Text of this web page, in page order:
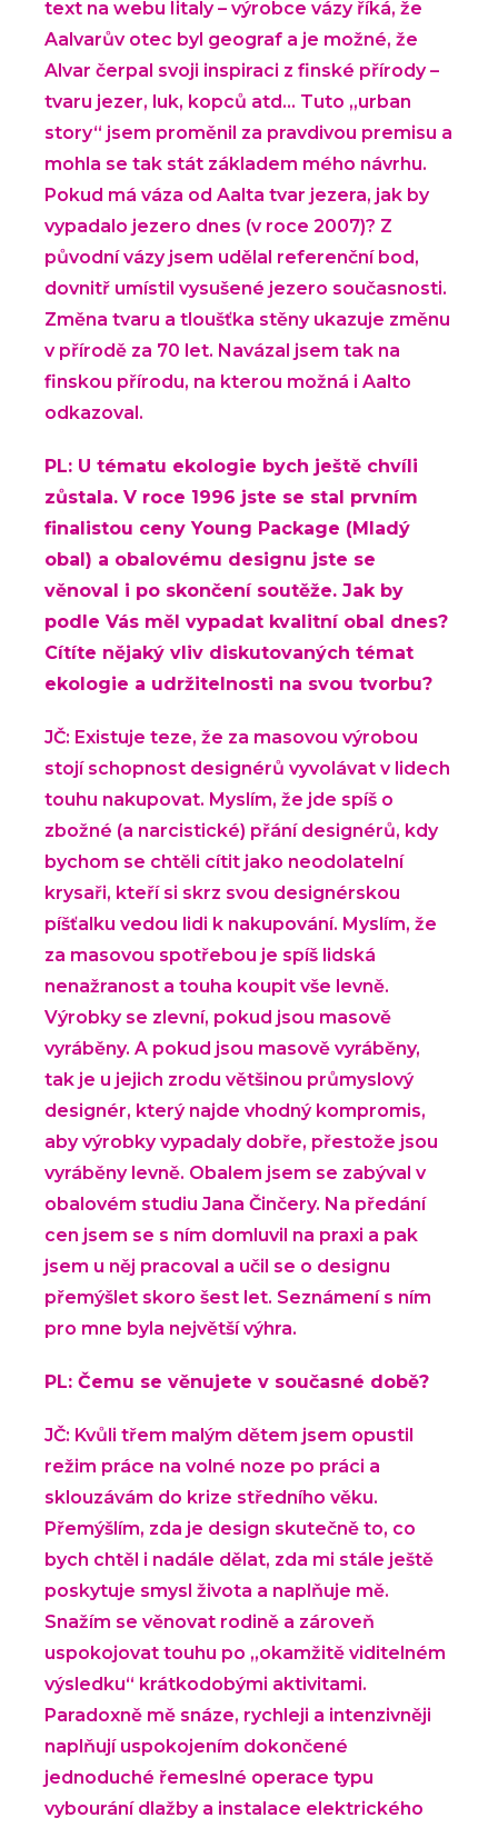
text na webu Iitaly – výrobce vázy říká, že
Aalvarův otec byl geograf a je možné, že
Alvar čerpal svoji inspiraci z finské přírody –
tvaru jezer, luk, kopců atd... Tuto „urban
story“ jsem proměnil za pravdivou premisu a
mohla se tak stát základem mého návrhu.
Pokud má váza od Aalta tvar jezera, jak by
vypadalo jezero dnes (v roce 2007)? Z
původní vázy jsem udělal referenční bod,
dovnitř umístil vysušené jezero současnosti.
Změna tvaru a tloušťka stěny ukazuje změnu
v přírodě za 70 let. Navázal jsem tak na
finskou přírodu, na kterou možná i Aalto
odkazoval.
PL: U tématu ekologie bych ještě chvíli
zůstala. V roce 1996 jste se stal prvním
finalistou ceny Young Package (Mladý
obal) a obalovému designu jste se
věnoval i po skončení soutěže. Jak by
podle Vás měl vypadat kvalitní obal dnes?
Cítíte nějaký vliv diskutovaných témat
ekologie a udržitelnosti na svou tvorbu?
JČ: Existuje teze, že za masovou výrobou
stojí schopnost designérů vyvolávat v lidech
touhu nakupovat. Myslím, že jde spíš o
zbožné (a narcistické) přání designérů, kdy
bychom se chtěli cítit jako neodolatelní
krysaři, kteří si skrz svou designérskou
píšťalku vedou lidi k nakupování. Myslím, že
za masovou spotřebou je spíš lidská
nenažranost a touha koupit vše levně.
Výrobky se zlevní, pokud jsou masově
vyráběny. A pokud jsou masově vyráběny,
tak je u jejich zrodu většinou průmyslový
designér, který najde vhodný kompromis,
aby výrobky vypadaly dobře, přestože jsou
vyráběny levně. Obalem jsem se zabýval v
obalovém studiu Jana Činčery. Na předání
cen jsem se s ním domluvil na praxi a pak
jsem u něj pracoval a učil se o designu
přemýšlet skoro šest let. Seznámení s ním
pro mne byla největší výhra.
PL: Čemu se věnujete v současné době?
JČ: Kvůli třem malým dětem jsem opustil
režim práce na volné noze po práci a
sklouzávám do krize středního věku.
Přemýšlím, zda je design skutečně to, co
bych chtěl i nadále dělat, zda mi stále ještě
poskytuje smysl života a naplňuje mě.
Snažím se věnovat rodině a zároveň
uspokojovat touhu po „okamžitě viditelném
výsledku“ krátkodobými aktivitami.
Paradoxně mě snáze, rychleji a intenzivněji
naplňují uspokojením dokončené
jednoduché řemeslné operace typu
vybourání dlažby a instalace elektrického